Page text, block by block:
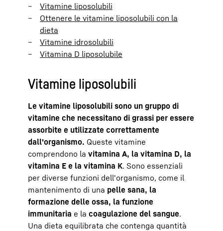
Vitamine liposolubili
Ottenere le vitamine liposolubili con la
dieta
Vitamine idrosolubili
Vitamina D liposolubile
Vitamine liposolubili
Le vitamine liposolubili sono un gruppo di
vitamine che necessitano di grassi per essere
assorbite e utilizzate correttamente
dall'organismo. Queste vitamine
comprendono la vitamina A, la vitamina D, la
vitamina E e la vitamina K. Sono essenziali
per diverse funzioni dell'organismo, come il
mantenimento di una pelle sana, la
formazione delle ossa, la funzione
immunitaria e la coagulazione del sangue.
Una dieta equilibrata che contenga quantità